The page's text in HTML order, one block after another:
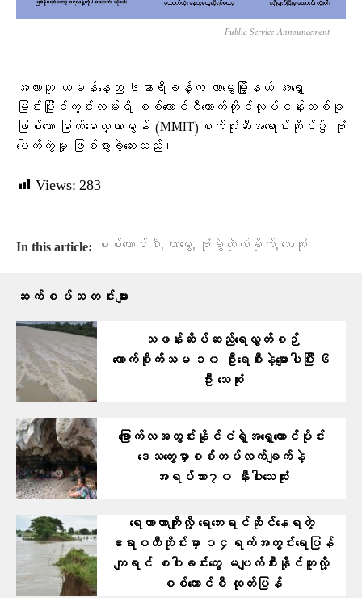
Public Service Announcement
အလားတူ ယမန်နေ့ည ၆နာရီခန့်က တာမွေမြို့နယ် အရှေ့
မြင်းပြိုင်ကွင်းလမ်းရှိ စစ်ကောင်စီထောက်တိုင်လုပ်ငန်းတစ်ခု
ဖြစ်သော မြတ်မေတ္တာမွန် (MMIT)စက်သုံးဆီအရောင်းဆိုင်၌ ဗုံး
ပေါက်ကွဲမှု ဖြစ်ပွားခဲ့သေးသည်။
Views: 283
In this article: စစ်ကောင်စီ, တာမွေ, ဗုံးခွဲတိုက်ခိုက်, သေဆုံး
ဆက်စပ်သတင်းများ
သဖန်းဆိပ်ဆည်ရေလွှတ်စဉ်
ကောက်စိုက်သမ ၁၀ ဦးရေစီးနဲ့မျောပါပြီး ၆
ဦး သေဆုံး
ခြောက်လအတွင်းနိုင်ငံရဲ့အရှေ့တောင်ပိုင်း
ဒေသတွေမှာစစ်တပ်လက်ချက်နဲ့
အရပ်သား၇၀ နီးပါးသေဆုံး
ရေကာတာကျိုးလို့ ရေဘေးရင်ဆိုင်နေရတဲ့
ဧရာဝတီတိုင်းမှာ ၁၄ရက်အတွင်းရေပြန်
ကျရင် စပါးခင်းတွေ မပျက်စီးနိုင်ဘူးလို့
စစ်ကောင်စီ ထုတ်ပြန်